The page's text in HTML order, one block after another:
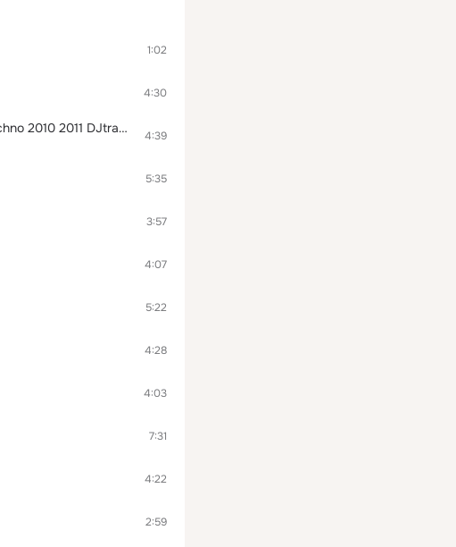
1:02
4:30
Life is music V63 - Новинка 2011 хит 2011 electro house 2010 2011 Minimal techno 2010 2011 DJtrance electro house minimal techno 2010 2009 2011 зима лето осень весна клубняк супер оффигеный трек dj минимал техно электр 4:39
5:35
3:57
4:07
5:22
4:28
4:03
7:31
4:22
2:59